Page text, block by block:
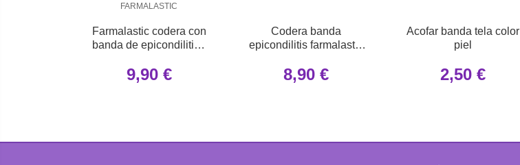
FARMALASTIC
Farmalastic codera con
banda de epicondilitis -
9,90 €
Codera banda
epicondilitis farmalastic
peq
8,90 €
Acofar banda tela color
piel
2,50 €